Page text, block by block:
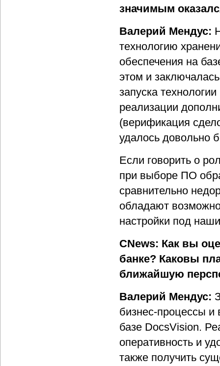
значимым
Валерий Мендус:
технологию
обеспечения на
этом и
запуска
реализации
(верификация
удалось довольно
Если говорить о
при выборе ПО
сравнительно
обладают
настройки под
CNews: Как вы
банке? Каковы
ближайшую
Валерий Мендус:
бизнес-процессы и
базе DocsVision.
оперативность и
также получить